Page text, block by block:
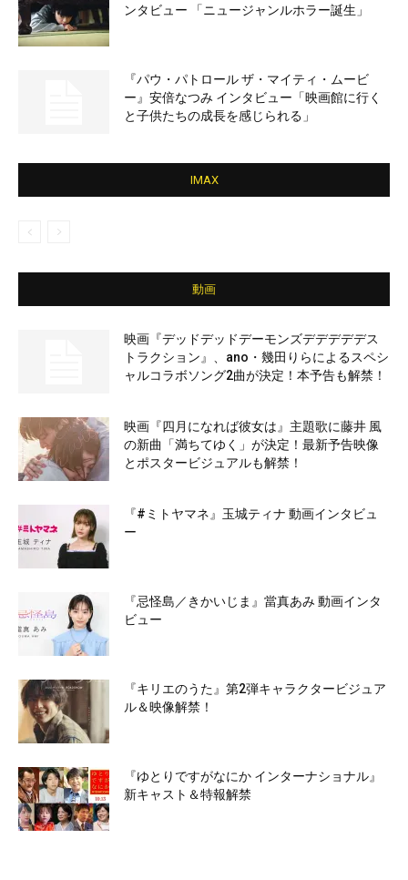
ンタビュー 「ニュージャンルホラー誕生」
『パウ・パトロール ザ・マイティ・ムービ
ー』安倍なつみ インタビュー「映画館に行く
と子供たちの成長を感じられる」
IMAX
動画
映画『デッドデッドデーモンズデデデデデス
トラクション』、ano・幾田りらによるスペシ
ャルコラボソング2曲が決定！本予告も解禁！
映画『四月になれば彼女は』主題歌に藤井 風
の新曲「満ちてゆく」が決定！最新予告映像
とポスタービジュアルも解禁！
『#ミトヤマネ』玉城ティナ 動画インタビュ
ー
『忌怪島／きかいじま』當真あみ 動画インタ
ビュー
『キリエのうた』第2弾キャラクタービジュア
ル＆映像解禁！
『ゆとりですがなにか インターナショナル』
新キャスト＆特報解禁